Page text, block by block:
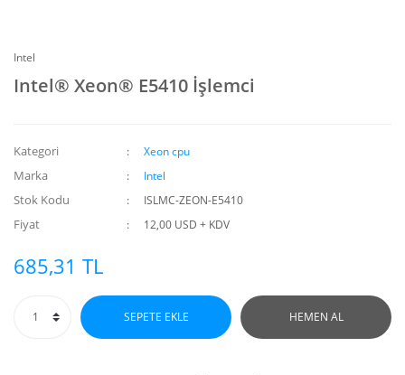
Intel
Intel® Xeon® E5410 İşlemci
Kategori Xeon cpu
Marka Intel
Stok Kodu ISLMC-ZEON-E5410
Fiyat 12,00 USD + KDV
685,31 TL
SEPETE EKLE HEMEN AL